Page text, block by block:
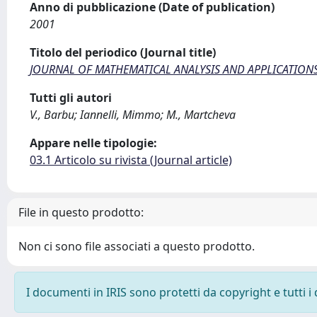
Anno di pubblicazione (Date of publication)
2001
Titolo del periodico (Journal title)
JOURNAL OF MATHEMATICAL ANALYSIS AND
Tutti gli autori
V., Barbu; Iannelli, Mimmo; M., Martcheva
Appare nelle tipologie:
03.1 Articolo su rivista (Journal article)
File in questo prodotto:
Non ci sono file associati a questo prodotto.
I documenti in IRIS sono protetti da copyright e tutti